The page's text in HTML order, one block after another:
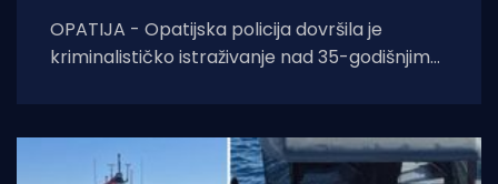
OPATIJA - Opatijska policija dovršila je
kriminalističko istraživanje nad 35-godišnjim